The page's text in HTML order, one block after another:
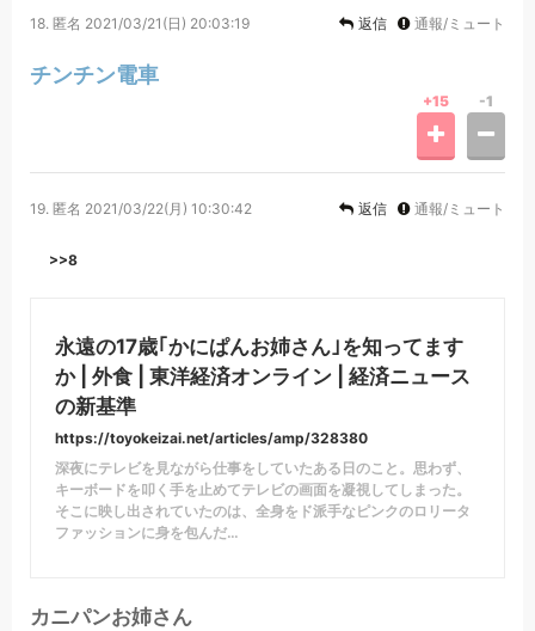
18. 匿名 2021/03/21(日) 20:03:19 返信 通報/ミュート
チンチン電車
+15 -1
19. 匿名 2021/03/22(月) 10:30:42 返信 通報/ミュート
>>8
永遠の17歳｢かにぱんお姉さん｣を知ってます
か | 外食 | 東洋経済オンライン | 経済ニュース
の新基準
https://toyokeizai.net/articles/amp/328380
深夜にテレビを見ながら仕事をしていたある日のこと。思わず、
キーボードを叩く手を止めてテレビの画面を凝視してしまった。
そこに映し出されていたのは、全身をド派手なピンクのロリータ
ファッションに身を包んだ…
カニパンお姉さん